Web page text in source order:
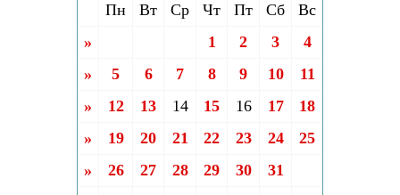
Пн Вт Ср Чт Пт Сб
Вс
»
1 2 3
4
»
5 6 7 8 9 10
11
»
12 13 14 15 16 17
18
»
19 20 21 22 23 24
25
»
26 27 28 29 30 31